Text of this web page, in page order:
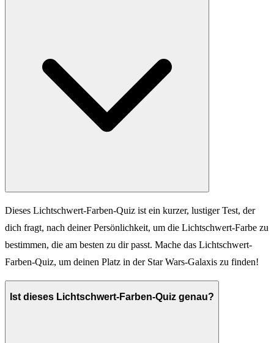
Dieses Lichtschwert-Farben-Quiz ist ein kurzer, lustiger Test, der
dich fragt, nach deiner Persönlichkeit, um die Lichtschwert-Farbe zu
bestimmen, die am besten zu dir passt. Mache das Lichtschwert-
Farben-Quiz, um deinen Platz in der Star Wars-Galaxis zu finden!
Ist dieses Lichtschwert-Farben-Quiz genau?